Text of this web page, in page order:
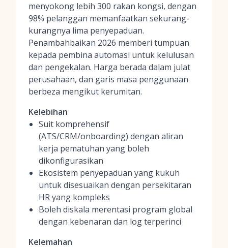
menyokong lebih 300 rakan kongsi, dengan
98% pelanggan memanfaatkan sekurang-
kurangnya lima penyepaduan.
Penambahbaikan 2026 memberi tumpuan
kepada pembina automasi untuk kelulusan
dan pengekalan. Harga berada dalam julat
perusahaan, dan garis masa penggunaan
berbeza mengikut kerumitan.
Kelebihan
Suit komprehensif
(ATS/CRM/onboarding) dengan aliran
kerja pematuhan yang boleh
dikonfigurasikan
Ekosistem penyepaduan yang kukuh
untuk disesuaikan dengan persekitaran
HR yang kompleks
Boleh diskala merentasi program global
dengan kebenaran dan log terperinci
Kelemahan